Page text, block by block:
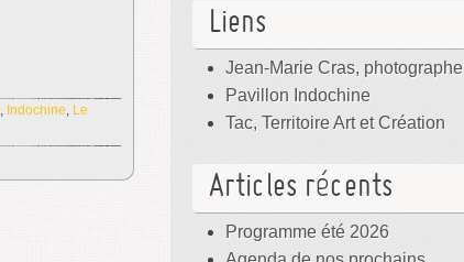
, Indochine, Le
Liens
Jean-Marie Cras, photographe
Pavillon Indochine
Tac, Territoire Art et Création
Articles récents
Programme été 2026